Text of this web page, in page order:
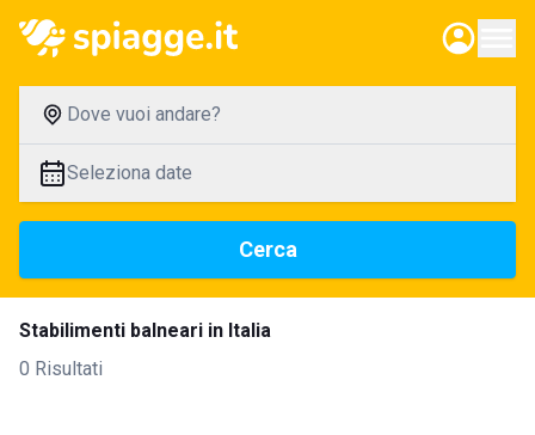
Dove vuoi andare?
Seleziona date
Cerca
Stabilimenti balneari in Italia
0 Risultati